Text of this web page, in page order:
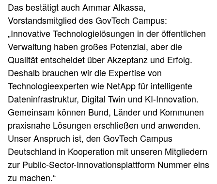
Das bestätigt auch Ammar Alkassa,
Vorstandsmitglied des GovTech Campus:
„Innovative Technologielösungen in der öffentlichen
Verwaltung haben großes Potenzial, aber die
Qualität entscheidet über Akzeptanz und Erfolg.
Deshalb brauchen wir die Expertise von
Technologieexperten wie NetApp für intelligente
Dateninfrastruktur, Digital Twin und KI-Innovation.
Gemeinsam können Bund, Länder und Kommunen
praxisnahe Lösungen erschließen und anwenden.
Unser Anspruch ist, den GovTech Campus
Deutschland in Kooperation mit unseren Mitgliedern
zur Public-Sector-Innovationsplattform Nummer eins
zu machen.“